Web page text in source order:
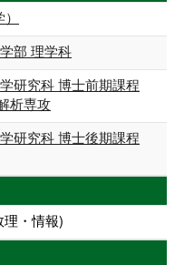
部 理学科
研究科 博士前期課程
析専攻
研究科 博士後期課程
・情報)